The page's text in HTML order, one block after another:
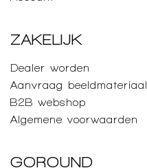
ZAKELIJK
Dealer worden
Aanvraag beeldmateriaal
B2B webshop
Algemene voorwaarden
GOROUND